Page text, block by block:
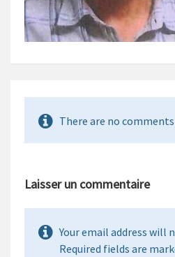
There are no
Laisser un commentaire
Your email address will
Required fields are